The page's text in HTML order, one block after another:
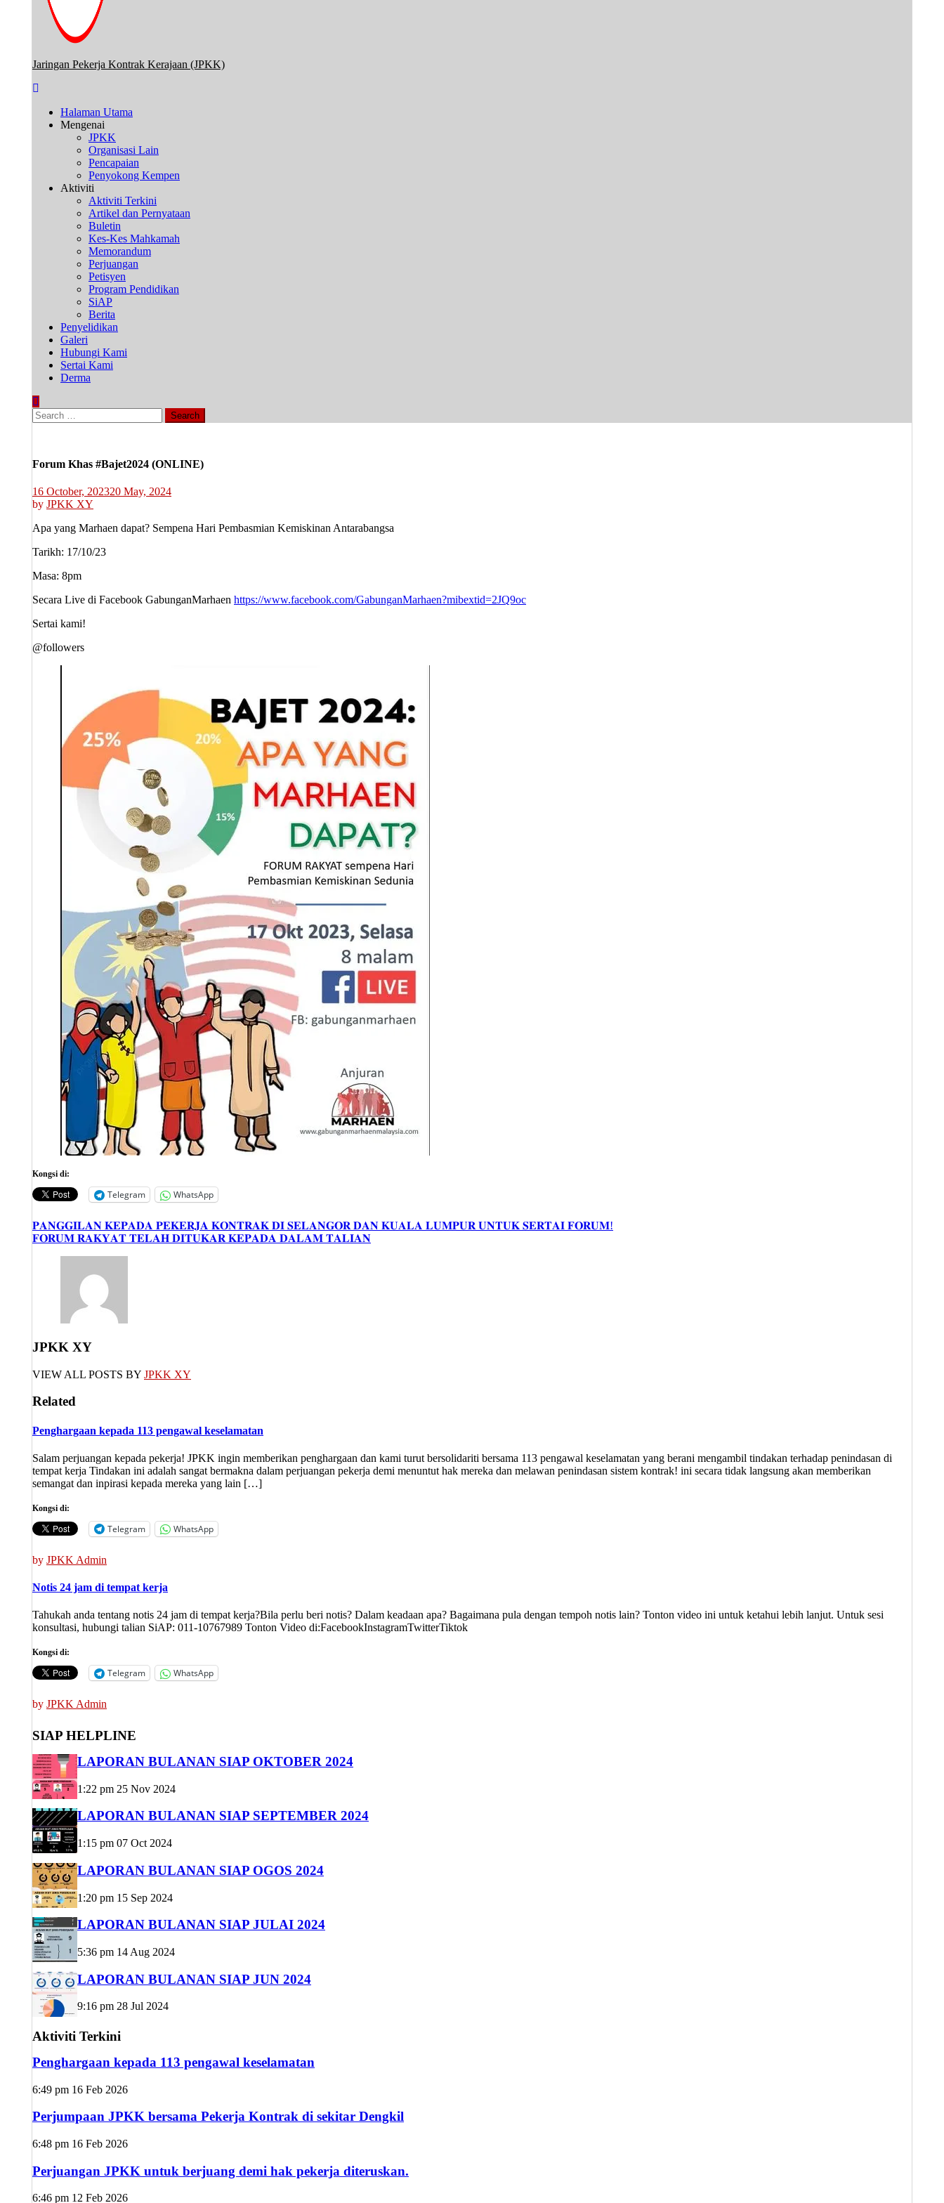
Jaringan Pekerja Kontrak Kerajaan (JPKK)
Halaman Utama
Mengenai
JPKK
Organisasi Lain
Pencapaian
Penyokong Kempen
Aktiviti
Aktiviti Terkini
Artikel dan Pernyataan
Buletin
Kes-Kes Mahkamah
Memorandum
Perjuangan
Petisyen
Program Pendidikan
SiAP
Berita
Penyelidikan
Galeri
Hubungi Kami
Sertai Kami
Derma
Search
for:
Forum Khas #Bajet2024 (ONLINE)
16 October, 202320 May, 2024
by JPKK XY
Apa yang Marhaen dapat? Sempena Hari Pembasmian Kemiskinan Antarabangsa
Tarikh: 17/10/23
Masa: 8pm
Secara Live di Facebook GabunganMarhaen https://www.facebook.com/GabunganMarhaen?mibextid=2JQ9oc
Sertai kami!
@followers
Kongsi di:
Telegram WhatsApp
Post
navigation
𝐏𝐀𝐍𝐆𝐆𝐈𝐋𝐀𝐍 𝐊𝐄𝐏𝐀𝐃𝐀 𝐏𝐄𝐊𝐄𝐑𝐉𝐀 𝐊𝐎𝐍𝐓𝐑𝐀𝐊 𝐃𝐈 𝐒𝐄𝐋𝐀𝐍𝐆𝐎𝐑 𝐃𝐀𝐍 𝐊𝐔𝐀𝐋𝐀 𝐋𝐔𝐌𝐏𝐔𝐑 𝐔𝐍𝐓𝐔𝐊 𝐒𝐄𝐑𝐓𝐀𝐈 𝐅𝐎𝐑𝐔𝐌!
𝐅𝐎𝐑𝐔𝐌 𝐑𝐀𝐊𝐘𝐀𝐓 𝐓𝐄𝐋𝐀𝐇 𝐃𝐈𝐓𝐔𝐊𝐀𝐑 𝐊𝐄𝐏𝐀𝐃𝐀 𝐃𝐀𝐋𝐀𝐌 𝐓𝐀𝐋𝐈𝐀𝐍
JPKK XY
VIEW ALL POSTS BY JPKK XY
Related
Penghargaan kepada 113 pengawal keselamatan
Salam perjuangan kepada pekerja! JPKK ingin memberikan penghargaan dan kami turut bersolidariti bersama 113 pengawal keselamatan yang berani mengambil tindakan terhadap penindasan di
tempat kerja Tindakan ini adalah sangat bermakna dalam perjuangan pekerja demi menuntut hak mereka dan melawan penindasan sistem kontrak! ini secara tidak langsung akan memberikan
semangat dan inpirasi kepada mereka yang lain […]
Kongsi di:
Telegram WhatsApp
by JPKK Admin
Notis 24 jam di tempat kerja
Tahukah anda tentang notis 24 jam di tempat kerja?Bila perlu beri notis? Dalam keadaan apa? Bagaimana pula dengan tempoh notis lain? Tonton video ini untuk ketahui lebih lanjut. Untuk sesi
konsultasi, hubungi talian SiAP: 011-10767989 Tonton Video di:FacebookInstagramTwitterTiktok
Kongsi di:
Telegram WhatsApp
by JPKK Admin
SIAP HELPLINE
LAPORAN BULANAN SIAP OKTOBER 2024
1:22 pm 25 Nov 2024
LAPORAN BULANAN SIAP SEPTEMBER 2024
1:15 pm 07 Oct 2024
LAPORAN BULANAN SIAP OGOS 2024
1:20 pm 15 Sep 2024
LAPORAN BULANAN SIAP JULAI 2024
5:36 pm 14 Aug 2024
LAPORAN BULANAN SIAP JUN 2024
9:16 pm 28 Jul 2024
Aktiviti Terkini
Penghargaan kepada 113 pengawal keselamatan
6:49 pm 16 Feb 2026
Perjumpaan JPKK bersama Pekerja Kontrak di sekitar Dengkil
6:48 pm 16 Feb 2026
Perjuangan JPKK untuk berjuang demi hak pekerja diteruskan.
6:46 pm 12 Feb 2026